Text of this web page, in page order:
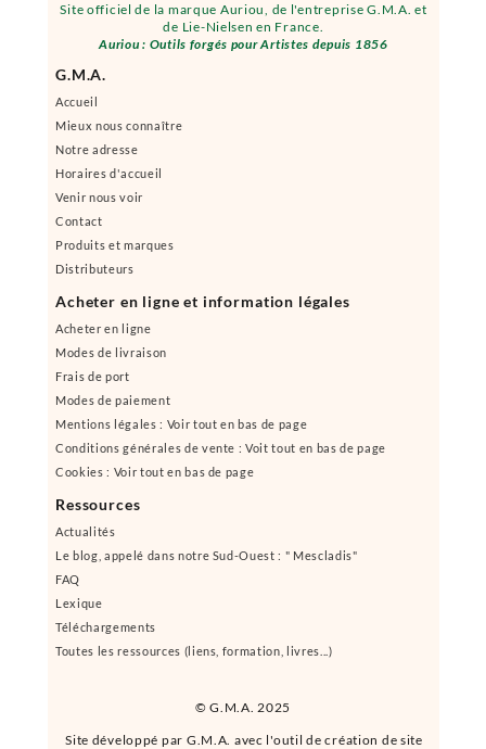
© G.M.A. 2025
Site officiel de la marque Auriou, de l'entreprise G.M.A. et
de Lie-Nielsen en France.
Auriou : Outils forgés pour Artistes depuis 1856
Site développé par G.M.A. avec l'outil de création de site
G.M.A.
Accueil
Mieux nous connaître
Notre adresse
Horaires d'accueil
Venir nous voir
Contact
Produits et marques
Distributeurs
Acheter en ligne et information légales
Acheter en ligne
Modes de livraison
Frais de port
Modes de paiement
Mentions légales : Voir tout en bas de page
Conditions générales de vente : Voit tout en bas de page
Cookies : Voir tout en bas de page
Ressources
Actualités
Le blog, appelé dans notre Sud-Ouest : " Mescladis"
FAQ
Lexique
Téléchargements
Toutes les ressources (liens, formation, livres...)